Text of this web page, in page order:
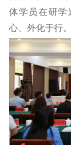
体学员在研学
心、外化于行。